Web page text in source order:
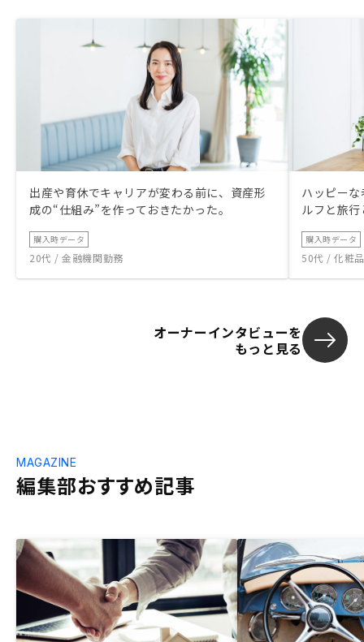
出産や育休でキャリアが変わる前に、資産形
成の“仕組み”を作っておきたかった。
購入時データ
20代 / 金融機関勤務
ハッピー
ルフと旅
購入時データ
50代 / 化粧
オーナーインタビューを
もっと見る
編集部おすすめ記事
MAGAZINE